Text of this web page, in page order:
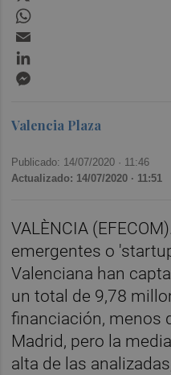
Valencia Plaza
Publicado: 14/07/2020 · 11:46
Actualizado: 14/07/2020 · 11:51
VALÈNCIA
emergentes o
Valenciana han
un total de 9,78
financiación, menos
Madrid, pero la
alta de las